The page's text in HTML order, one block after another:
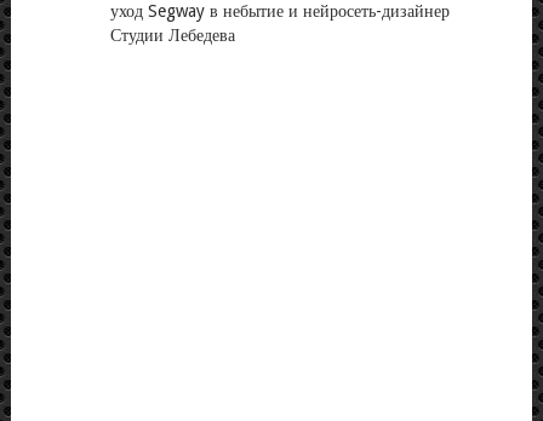
уход Segway в небытие и нейросеть-дизайнер
Студии Лебедева